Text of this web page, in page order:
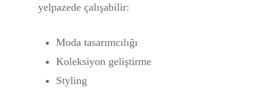
yelpazede çalışabilir:
Moda tasarımcılığı
Koleksiyon geliştirme
Styling